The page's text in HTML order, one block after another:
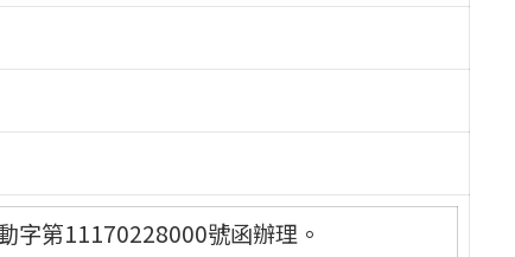
字第11170228000號函辦理。